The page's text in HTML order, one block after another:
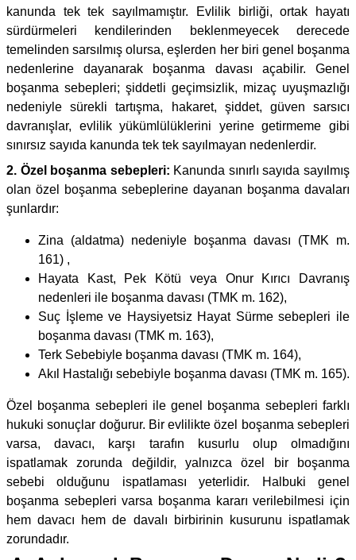
kanunda tek tek sayılmamıştır. Evlilik birliği, ortak hayatı
sürdürmeleri kendilerinden beklenmeyecek derecede
temelinden sarsılmış olursa, eşlerden her biri genel boşanma
nedenlerine dayanarak boşanma davası açabilir. Genel
boşanma sebepleri; şiddetli geçimsizlik, mizaç uyuşmazlığı
nedeniyle sürekli tartışma, hakaret, şiddet, güven sarsıcı
davranışlar, evlilik yükümlülüklerini yerine getirmeme gibi
sınırsız sayıda kanunda tek tek sayılmayan nedenlerdir.
2. Özel boşanma sebepleri: Kanunda sınırlı sayıda sayılmış
olan özel boşanma sebeplerine dayanan boşanma davaları
şunlardır:
Zina (aldatma) nedeniyle boşanma davası (TMK m.
161) ,
Hayata Kast, Pek Kötü veya Onur Kırıcı Davranış
nedenleri ile boşanma davası (TMK m. 162),
Suç İşleme ve Haysiyetsiz Hayat Sürme sebepleri ile
boşanma davası (TMK m. 163),
Terk Sebebiyle boşanma davası (TMK m. 164),
Akıl Hastalığı sebebiyle boşanma davası (TMK m. 165).
Özel boşanma sebepleri ile genel boşanma sebepleri farklı
hukuki sonuçlar doğurur. Bir evlilikte özel boşanma sebepleri
varsa, davacı, karşı tarafın kusurlu olup olmadığını
ispatlamak zorunda değildir, yalnızca özel bir boşanma
sebebi olduğunu ispatlaması yeterlidir. Halbuki genel
boşanma sebepleri varsa boşanma kararı verilebilmesi için
hem davacı hem de davalı birbirinin kusurunu ispatlamak
zorundadır.